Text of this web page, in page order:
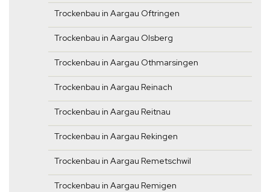
Trockenbau in Aargau Oftringen
Trockenbau in Aargau Olsberg
Trockenbau in Aargau Othmarsingen
Trockenbau in Aargau Reinach
Trockenbau in Aargau Reitnau
Trockenbau in Aargau Rekingen
Trockenbau in Aargau Remetschwil
Trockenbau in Aargau Remigen